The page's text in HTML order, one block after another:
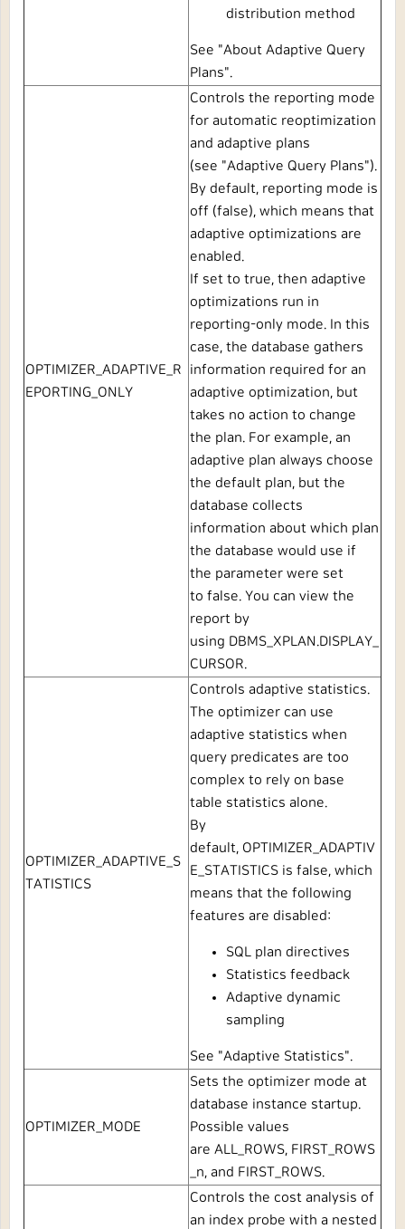
distribution method
See "About Adaptive Query
Plans".
OPTIMIZER_ADAPTIVE_R
EPORTING_ONLY
Controls the reporting mode
for automatic reoptimization
and adaptive plans
(see "Adaptive Query Plans").
By default, reporting mode is
off (false), which means that
adaptive optimizations are
enabled.
If set to true, then adaptive
optimizations run in
reporting-only mode. In this
case, the database gathers
information required for an
adaptive optimization, but
takes no action to change
the plan. For example, an
adaptive plan always choose
the default plan, but the
database collects
information about which plan
the database would use if
the parameter were set
to false. You can view the
report by
using DBMS_XPLAN.DISPLAY_
CURSOR.
OPTIMIZER_ADAPTIVE_S
TATISTICS
Controls adaptive statistics.
The optimizer can use
adaptive statistics when
query predicates are too
complex to rely on base
table statistics alone.
By
default, OPTIMIZER_ADAPTIV
E_STATISTICS is false, which
means that the following
features are disabled:
SQL plan directives
Statistics feedback
Adaptive dynamic
sampling
See "Adaptive Statistics".
OPTIMIZER_MODE
Sets the optimizer mode at
database instance startup.
Possible values
are ALL_ROWS, FIRST_ROWS
n, and FIRST_ROWS.
Controls the cost analysis of
an index probe with a nested